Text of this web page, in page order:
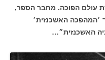
עולם הפוכה. מחבר הספר,
׳המהפכה האשכנזית׳
האשכנזית״…